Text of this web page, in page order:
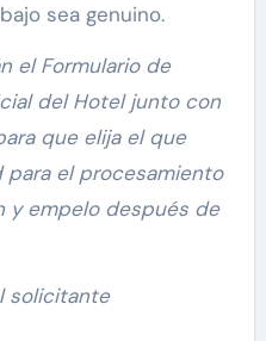
sea genuino.
el Formulario de
del Hotel junto con
que elija el que
el procesamiento
y empelo después de
solicitante